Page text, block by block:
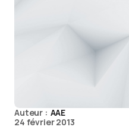
Auteur : AAE
24 février 2013